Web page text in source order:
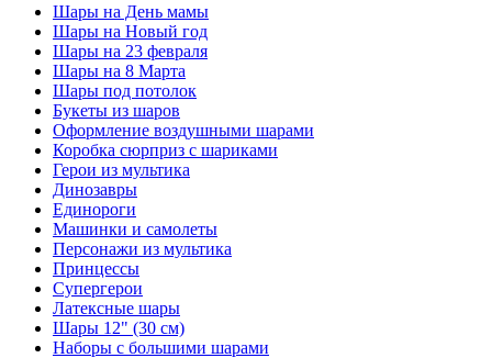
Шары на День мамы
Шары на Новый год
Шары на 23 февраля
Шары на 8 Марта
Шары под потолок
Букеты из шаров
Оформление воздушными шарами
Коробка сюрприз с шариками
Герои из мультика
Динозавры
Единороги
Машинки и самолеты
Персонажи из мультика
Принцессы
Супергерои
Латексные шары
Шары 12" (30 см)
Наборы с большими шарами